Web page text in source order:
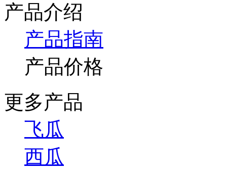
产品介绍
产品指南
产品价格
更多产品
飞瓜
西瓜